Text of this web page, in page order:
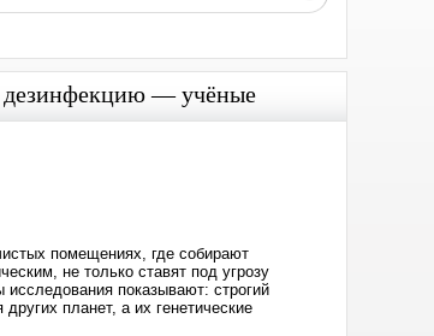
дезинфекцию — учёные
помещениях, где собирают
не только ставят под угрозу
показывают: строгий
планет, а их генетические